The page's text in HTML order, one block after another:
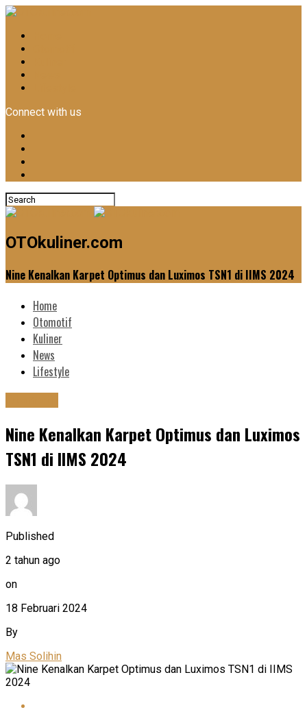
Connect with us
OTOkuliner.com
Nine Kenalkan Karpet Optimus dan Luximos TSN1 di IIMS 2024
Home
Otomotif
Kuliner
News
Lifestyle
Nine Kenalkan Karpet Optimus dan Luximos
TSN1 di IIMS 2024
Published
2 tahun ago
on
18 Februari 2024
By
Mas Solihin